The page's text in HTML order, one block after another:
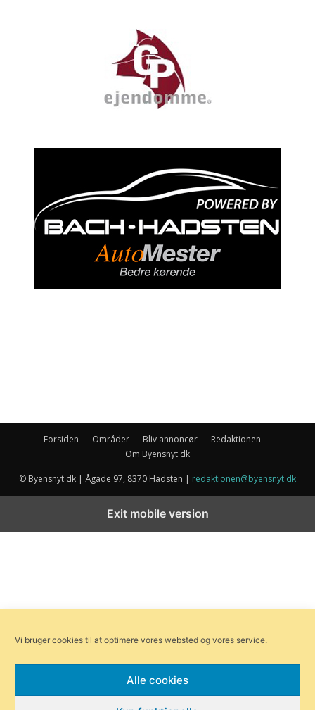
Forsiden Områder Bliv annoncør
Redaktionen
Om Byensnyt.dk
© Byensnyt.dk | Ågade 97, 8370 Hadsten | redaktionen@byensnyt.dk
Vi bruger cookies til at optimere vores websted og vores service.
Alle cookies
Exit mobile version